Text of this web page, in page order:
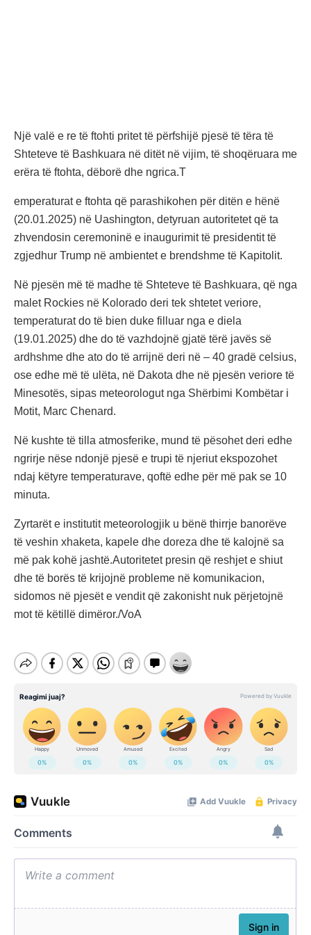
Një valë e re të ftohti pritet të përfshijë pjesë të tëra të
Shteteve të Bashkuara në ditët në vijim, të shoqëruara me
erëra të ftohta, dëborë dhe ngrica.T
emperaturat e ftohta që parashikohen për ditën e hënë
(20.01.2025) në Uashington, detyruan autoritetet që ta
zhvendosin ceremoninë e inaugurimit të presidentit të
zgjedhur Trump në ambientet e brendshme të Kapitolit.
Në pjesën më të madhe të Shteteve të Bashkuara, që nga
malet Rockies në Kolorado deri tek shtetet veriore,
temperaturat do të bien duke filluar nga e diela
(19.01.2025) dhe do të vazhdojnë gjatë tërë javës së
ardhshme dhe ato do të arrijnë deri në – 40 gradë celsius,
ose edhe më të ulëta, në Dakota dhe në pjesën veriore të
Minesotës, sipas meteorologut nga Shërbimi Kombëtar i
Motit, Marc Chenard.
Në kushte të tilla atmosferike, mund të pësohet deri edhe
ngrirje nëse ndonjë pjesë e trupi të njeriut ekspozohet
ndaj këtyre temperaturave, qoftë edhe për më pak se 10
minuta.
Zyrtarët e institutit meteorologjik u bënë thirrje banorëve
të veshin xhaketa, kapele dhe doreza dhe të kalojnë sa
më pak kohë jashtë.Autoritetet presin që reshjet e shiut
dhe të borës të krijojnë probleme në komunikacion,
sidomos në pjesët e vendit që zakonisht nuk përjetojnë
mot të këtillë dimëror./VoA